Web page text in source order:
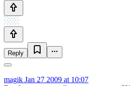
Reply
magik Jan 27 2009 at 10:07